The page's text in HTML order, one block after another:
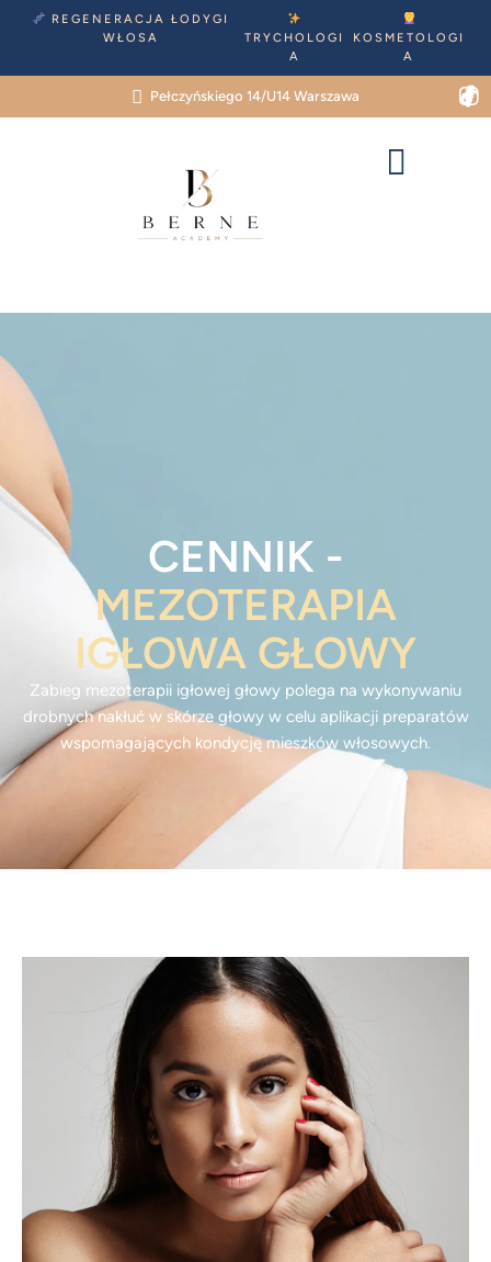
REGENERACJA ŁODYGI
WŁOSA
TRYCHOLOGI
A
KOSMETOLOGI
A
Pełczyńskiego 14/U14 Warszawa
CENNIK -
MEZOTERAPIA
IGŁOWA GŁOWY
Zabieg mezoterapii igłowej głowy polega na wykonywaniu
drobnych nakłuć w skórze głowy w celu aplikacji preparatów
wspomagających kondycję mieszków włosowych.